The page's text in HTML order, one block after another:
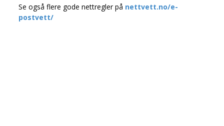
Se også flere gode nettregler på nettvett.no/e-
postvett/